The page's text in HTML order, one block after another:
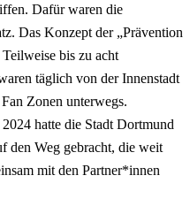
Dafür waren die
Das Konzept der „Prävention
bis zu acht
täglich von der Innenstadt
Zonen unterwegs.
hatte die Stadt Dortmund
den Weg gebracht, die weit
mit den Partner*innen